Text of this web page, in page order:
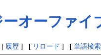
ーオーファイ
履歴] [ リロード ] [ 単語検索